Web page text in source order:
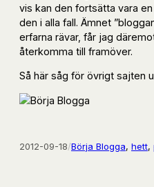
vis kan den fortsätta vara
den i alla fall. Ämnet
erfarna rävar, får jag
återkomma till framöver.
Så här såg för övrigt sajten
2012-09-18/Börja Blogga, hett,